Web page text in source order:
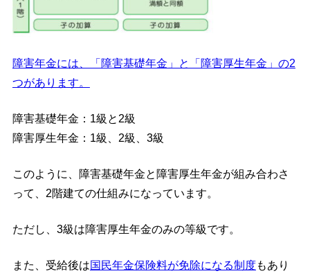
障害年金には、「障害基礎年金」と「障害厚生年金」の2
つがあります。
障害基礎年金：1級と2級
障害厚生年金：1級、2級、3級
このように、障害基礎年金と障害厚生年金が組み合わさ
って、2階建ての仕組みになっています。
ただし、3級は障害厚生年金のみの等級です。
また、受給後は 国民年金保険料が免除になる制度もあり